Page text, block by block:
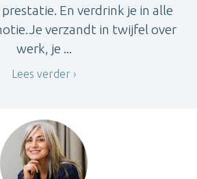
En verdrink je in alle
verzandt in twijfel over
werk, je ...
Lees verder